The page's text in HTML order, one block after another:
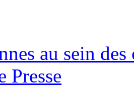
au sein des
Presse